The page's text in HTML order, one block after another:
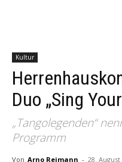
Kultur
Duo „Sing
„Tangolegenden“
Programm
Von Arno Reimann - 28. August